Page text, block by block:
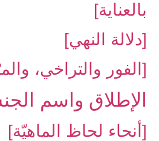
بالعناية]
[دلالة النهي]
[الفور والتراخي،
الإطلاق واسم
[أنحاء لحاظ الماهيّة]